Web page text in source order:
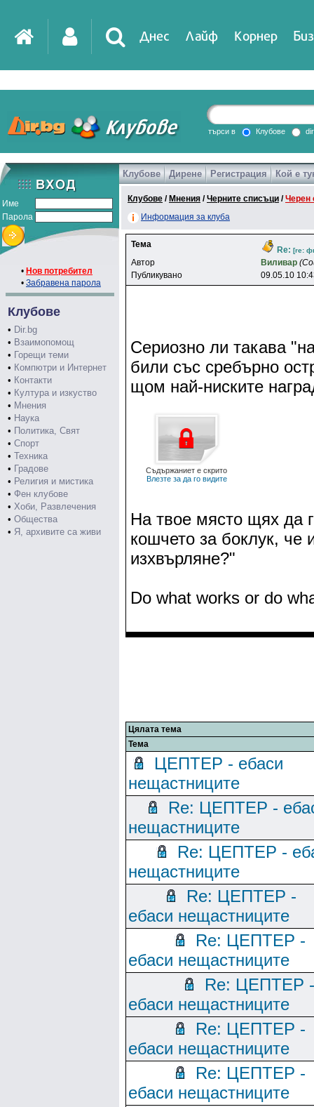
Днес Лайф Корнер
DirTV Impressio
Games
търси в Клубове
Име
Парола
• Нов потребител
• Забравена парола
Клубове
• Dir.bg
• Взаимопомощ
• Горещи теми
• Компютри и Интернет
• Контакти
• Култура и изкуство
• Мнения
• Наука
• Политика, Свят
• Спорт
• Техника
• Градове
• Религия и мистика
• Фен клубове
• Хоби, Развлечения
• Общества
• Я, архивите са живи
Клубове Дирене Регистрация Кой е
Клубове / Мнения /Черните списъци /Черен
Информация за клуба
Тема
Re: [re:
Автор Bиливap
Публикувано
09.05.10
Сериозно ли такава
били със сребърно
щом най-ниските
Съдържаниет е скрито
Влезте за да го видите
На твое място щях да
кошчето за боклук,
изхвърляне?"
Do what works or do
Цялата тема
Тема
ЦЕПТЕР - ебаси
нещастниците
Re: ЦЕПТЕР -
нещастниците
Re: ЦЕПТЕР -
нещастниците
Re: ЦЕПТЕР -
ебаси нещастниците
Re: ЦЕПТЕР -
ебаси нещастниците
Re: ЦЕПТЕР -
ебаси нещастниците
Re: ЦЕПТЕР -
ебаси нещастниците
Re: ЦЕПТЕР -
ебаси нещастниците